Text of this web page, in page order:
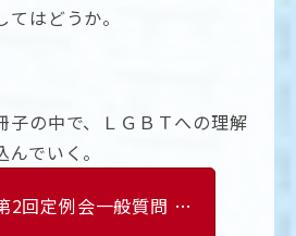
はどうか。
子の中で、ＬＧＢＴへの理解
でいく。
会一般質問 平山 ひであき議員